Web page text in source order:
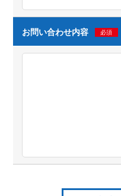
お問い合わせ内容 必須